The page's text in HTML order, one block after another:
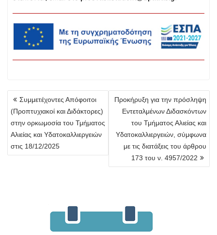
Πλοήγηση
άρθρων
Συμμετέχοντες Απόφοιτοι
(Προπτυχιακοί και Διδάκτορες)
στην ορκωμοσία του Τμήματος
Αλιείας και Υδατοκαλλιεργειών
στις 18/12/2025
Προκήρυξη για την πρόσληψη
Εντεταλμένων Διδασκόντων
του Τμήματος Αλιείας και
Υδατοκαλλιεργειών, σύμφωνα
με τις διατάξεις του άρθρου
173 του ν. 4957/2022